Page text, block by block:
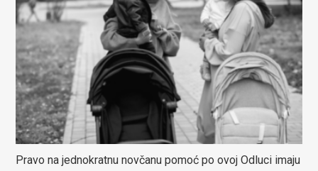
Pravo na jednokratnu novčanu pomoć po ovoj Odluci imaju